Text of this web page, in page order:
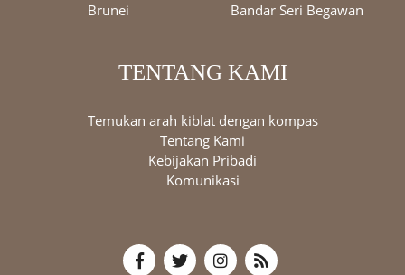
Brunei
Bandar Seri Begawan
TENTANG KAMI
Temukan arah kiblat dengan kompas
Tentang Kami
Kebijakan Pribadi
Komunikasi